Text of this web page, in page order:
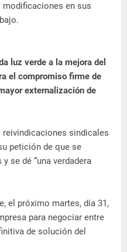
en sus
luz verde a la mejora del
el compromiso firme de
externalización de
sindicales
petición de que se
se dé “una verdadera
el próximo martes, día 31,
para negociar entre
de solución del